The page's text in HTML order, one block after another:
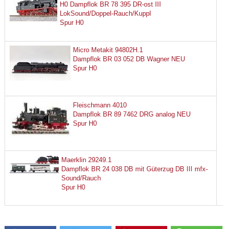
H0 Dampflok BR 78 395 DR-ost III
LokSound/Doppel-Rauch/Kuppl
Spur H0
Micro Metakit 94802H.1
Dampflok BR 03 052 DB Wagner NEU
Spur H0
Fleischmann 4010
Dampflok BR 89 7462 DRG analog NEU
Spur H0
Maerklin 29249.1
Dampflok BR 24 038 DB mit Güterzug DB III mfx-
Sound/Rauch
Spur H0